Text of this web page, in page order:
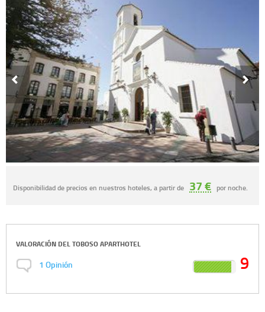
Disponibilidad de precios en nuestros hoteles, a partir de 37 € por noche.
VALORACIÓN DELTOBOSO APARTHOTEL
1 Opinión 9